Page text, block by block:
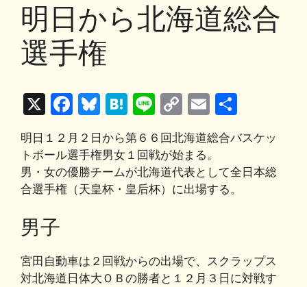
明日から北海道総合
選手権
X
F
a
c
e
b
k
Bl
e
s
k
H
at
e
n
a
Li
n
e
C
o
p
y
Li
E
m
ai
l
有
明日１２月２日から第６６回北海道総合バスケッ
トボール選手権男女１回戦が始まる。
男・女の優勝チームが北海道代表として全日本総
合選手権（天皇杯・皇后杯）に出場する。
男子
宮田自動車は２回戦からの出場で、スクラップス
対北海道日体大ＯＢの勝者と１２月３日に対戦す